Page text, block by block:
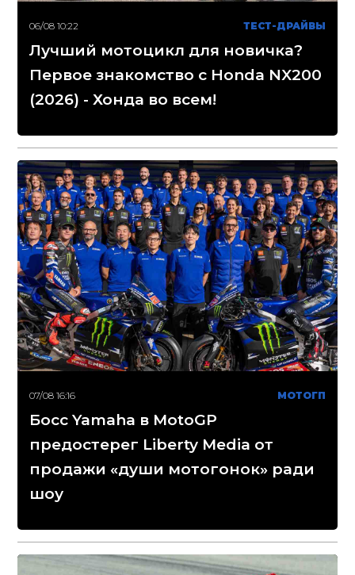
06/08 10:22 ТЕСТ-ДРАЙВЫ
Лучший мотоцикл для новичка?
Первое знакомство с Honda NX200
(2026) - Хонда во всем!
07/08 16:16 МОТОГП
Босс Yamaha в MotoGP
предостерег Liberty Media от
продажи «души мотогонок» ради
шоу